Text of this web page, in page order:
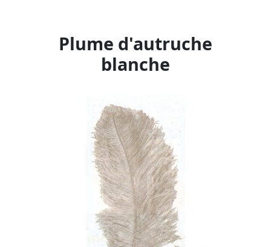
Plume d'autruche
blanche